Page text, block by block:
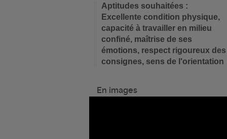
Aptitudes souhaitées :
Excellente condition physique,
capacité à travailler en milieu
confiné, maîtrise de ses
émotions, respect rigoureux des
consignes, sens de l'orientation
En images